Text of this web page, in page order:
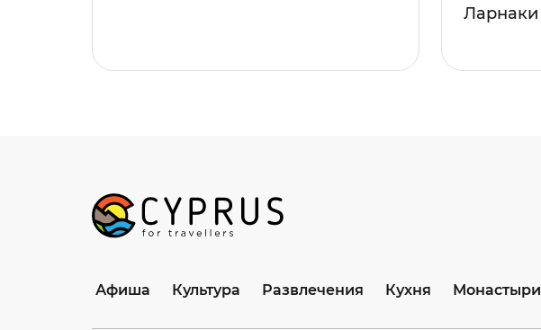
Ларнаки
Афиша Культура Развлечения Кухня Монастыри